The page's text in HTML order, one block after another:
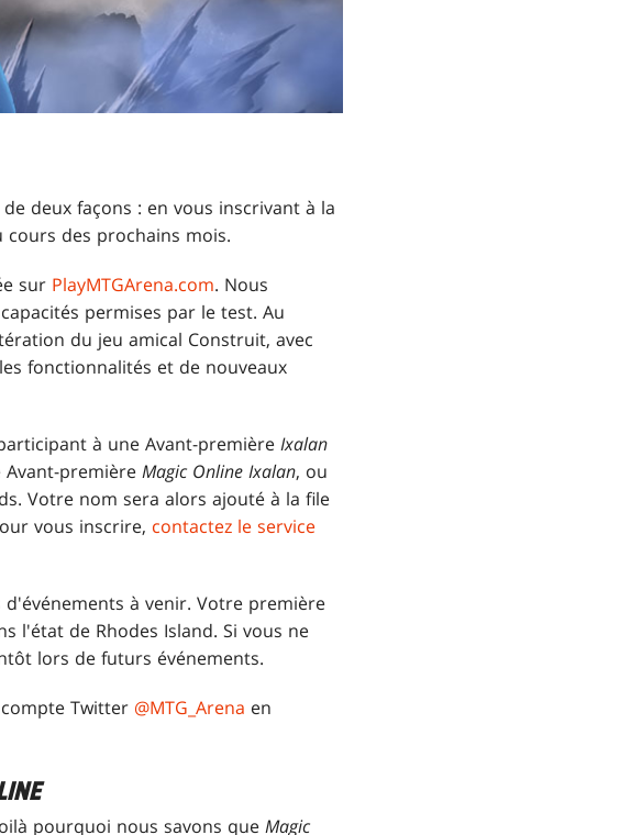
de deux façons : en vous inscrivant à la
des prochains mois.
sur PlayMTGArena.com. Nous
permises par le test. Au
du jeu amical Construit, avec
fonctionnalités et de nouveaux
à une Avant-première Ixalan
première Magic Online Ixalan, ou
Votre nom sera alors ajouté à la file
vous inscrire, contactez le service
à venir. Votre première
l'état de Rhodes Island. Si vous ne
lors de futurs événements.
Twitter @MTG_Arena en
pourquoi nous savons que Magic